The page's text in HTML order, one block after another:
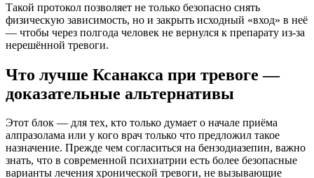
Такой протокол позволяет не только безопасно снять
физическую зависимость, но и закрыть исходный «вход» в неё
— чтобы через полгода человек не вернулся к препарату из-за
нерешённой тревоги.
Что лучше Ксанакса при тревоге —
доказательные альтернативы
Этот блок — для тех, кто только думает о начале приёма
алпразолама или у кого врач только что предложил такое
назначение. Прежде чем согласиться на бензодиазепин, важно
знать, что в современной психиатрии есть более безопасные
варианты лечения хронической тревоги, не вызывающие